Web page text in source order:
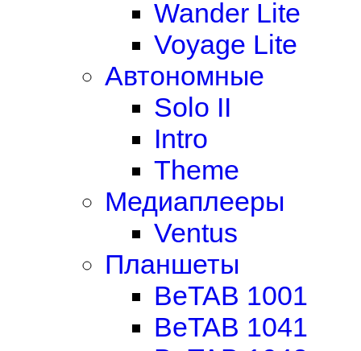
Wander Lite
Voyage Lite
Автономные
Solo II
Intro
Theme
Медиаплееры
Ventus
Планшеты
BeTAB 1001
BeTAB 1041